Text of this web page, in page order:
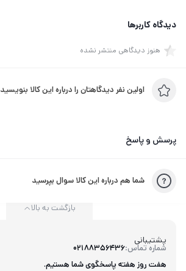
دیدگاه کاربرها
هنوز دیدگاهی منتشر نشده
اولین نفر دیدگاهتان را درباره این کالا بنویسید
پرسش و پاسخ
شما هم درباره این کالا سوال بپرسید
پشتیبانی
شماره تماس:02188356436
هفت روز هفته پاسخگوی شما هستیم.
بازگشت به بالا